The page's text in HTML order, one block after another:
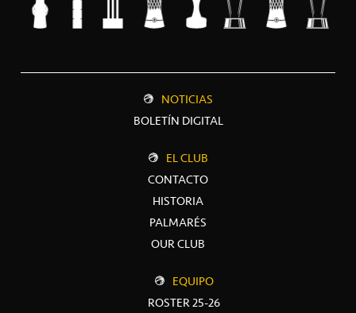
NOTICIAS
BOLETÍN DIGITAL
EL CLUB
CONTACTO
HISTORIA
PALMARÉS
OUR CLUB
EQUIPO
ROSTER 25-26